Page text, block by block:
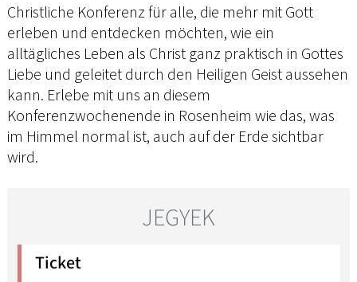
Christliche Konferenz für alle, die mehr mit Gott
erleben und entdecken möchten, wie ein
alltägliches Leben als Christ ganz praktisch in Gottes
Liebe und geleitet durch den Heiligen Geist aussehen
kann. Erlebe mit uns an diesem
Konferenzwochenende in Rosenheim wie das, was
im Himmel normal ist, auch auf der Erde sichtbar
wird.